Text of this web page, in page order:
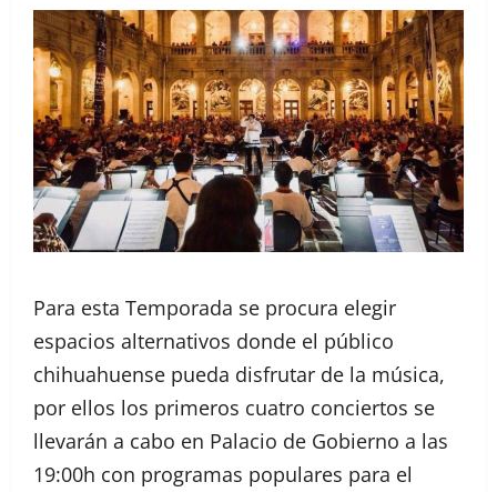
Para esta Temporada se procura elegir
espacios alternativos donde el público
chihuahuense pueda disfrutar de la música,
por ellos los primeros cuatro conciertos se
llevarán a cabo en Palacio de Gobierno a las
19:00h con programas populares para el